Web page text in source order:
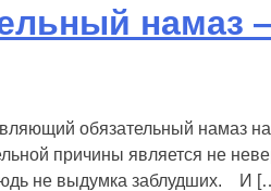
намаз
обязательный намаз
причины является не
не выдумка заблудших. И